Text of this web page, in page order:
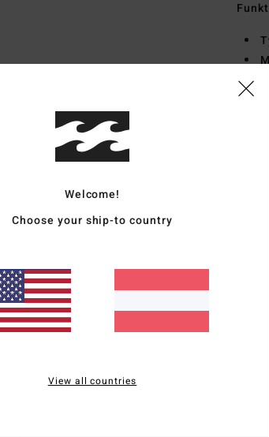
5.0
Welcome!
Choose your ship-to country
View all countries